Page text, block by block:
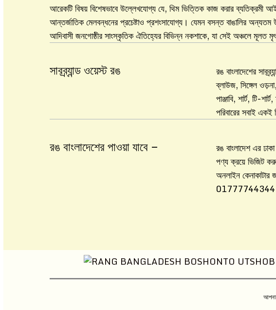
আরেকটি বিষয় বিশেষভাবে উল্লেখযোগ্য যে, থিম ভিত্তিক কাজ করার ব্যতিক্রমী
আন্তর্জাতিক মেলবন্ধনের প্রচেষ্টাও প্রশংসাযোগ্য। যেমন বসন্ত বাঙালির
আদিবাসী জনগোষ্ঠীর সাংস্কৃতিক ঐতিহ্যের বিভিন্ন নকশাকে, যা সেই অঞ্চলে
সাবব্র্যান্ড ওয়েস্ট রঙ
রঙ বাংলাদেশের
ব্লাউজ, সিঙ্গেল
পাঞ্জাবি, শার্ট, টি-
পরিবারের সবাই
রঙ বাংলাদেশের পাওয়া যাবে –
রঙ বাংলাদেশ এর
পণ্য ক্রয়ে ভিজিট
অনলাইন
01777744344